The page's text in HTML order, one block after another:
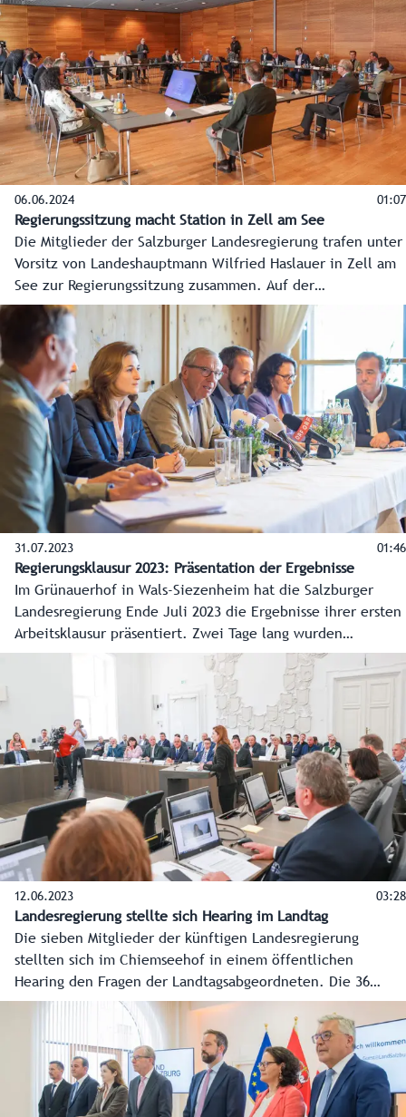
06.06.2024 01:07
Regierungssitzung macht Station in Zell am See
Die Mitglieder der Salzburger Landesregierung trafen unter
Vorsitz von Landeshauptmann Wilfried Haslauer in Zell am
See zur Regierungssitzung zusammen. Auf der
Tagesordnung standen mit dem Wiederaufbau der
Pinzgaubahn, der Ski-WM 2025 in Saalbach-Hinterglemm
und der aktuellen Wolfproblematik Themen mit großer
Bedeutung für die Region.
31.07.2023 01:46
Regierungsklausur 2023: Präsentation der Ergebnisse
Im Grünauerhof in Wals-Siezenheim hat die Salzburger
Landesregierung Ende Juli 2023 die Ergebnisse ihrer ersten
Arbeitsklausur präsentiert. Zwei Tage lang wurden
gemeinsam konkrete Maßnahmen für die Bereiche Energie,
Wohnen, Arbeitsmarkt sowie Gesundheit und Pflege
12.06.2023 03:28
Landesregierung stellte sich Hearing im Landtag
Die sieben Mitglieder der künftigen Landesregierung
stellten sich im Chiemseehof in einem öffentlichen
Hearing den Fragen der Landtagsabgeordneten. Die 36
Mandatare waren erstmals in ihrer künftigen
Zusammensetzung im Sitzungssaal vertreten. Das Hearing
mit allen Statements und Fragen im Detail live und zum
Nachsehen gibt es unter: www.salzburg.gv.at/landtag.